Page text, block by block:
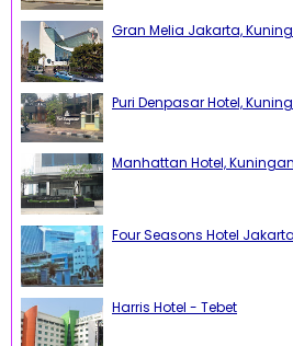
Gran Melia Jakarta,
Puri Denpasar Hotel,
Manhattan Hotel,
Four Seasons Hotel
Harris Hotel - Tebet